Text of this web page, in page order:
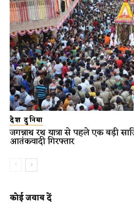
देश दुनिया
जगन्नाथ रथ यात्रा से पहले एक बड़ी
आतंकवादी गिरफ्तार
कोई जवाब दें